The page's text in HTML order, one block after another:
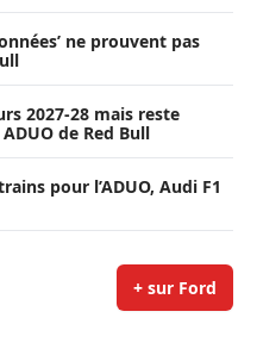
ne prouvent pas
2027-28 mais reste
de Red Bull
pour l’ADUO, Audi F1
+ sur Ford